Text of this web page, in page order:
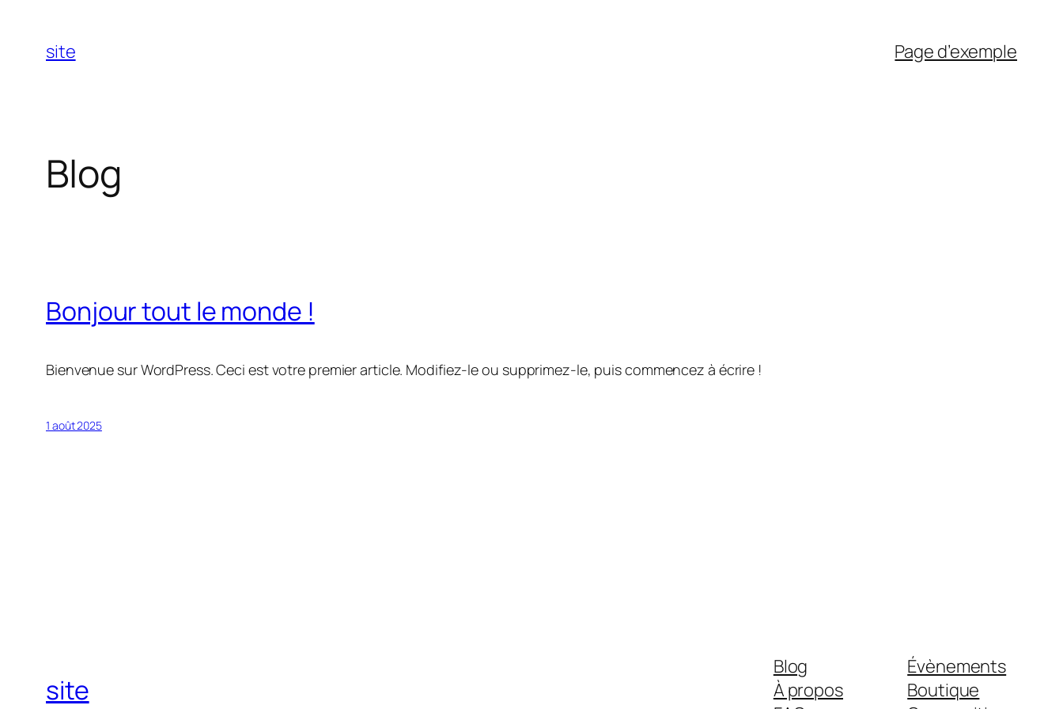
contenu
site Page d’exemple
Blog
Bonjour tout le monde !
Bienvenue sur WordPress. Ceci est votre premier article. Modifiez-le ou supprimez-le, puis commencez à écrire !
1 août 2025
site
Blog
À propos
Évènements
Boutique